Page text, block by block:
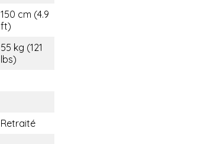
150 cm (4.9
ft)
55 kg (121
lbs)
Retraité